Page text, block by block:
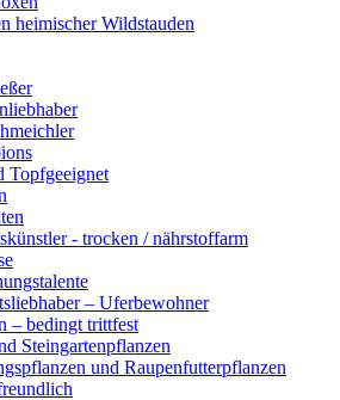
heimischer Wildstauden
Topfgeeignet
- trocken / nährstoffarm
– Uferbewohner
– bedingt trittfest
Steingartenpflanzen
und Raupenfutterpflanzen